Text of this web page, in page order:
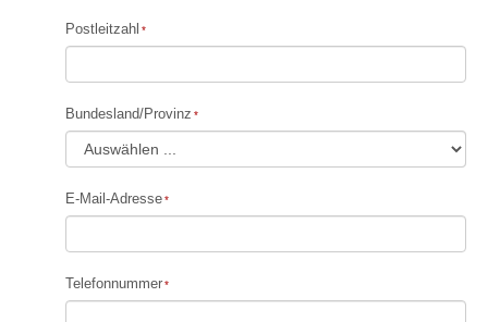
Postleitzahl
Bundesland/Provinz
E-Mail-Adresse
Telefonnummer